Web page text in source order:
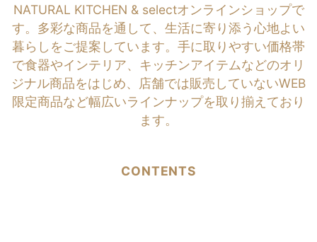
NATURAL KITCHEN & selectオンラインショップで
す。多彩な商品を通して、生活に寄り添う心地よい
暮らしをご提案しています。手に取りやすい価格帯
で食器やインテリア、キッチンアイテムなどのオリ
ジナル商品をはじめ、店舗では販売していないWEB
限定商品など幅広いラインナップを取り揃えており
ます。
CONTENTS